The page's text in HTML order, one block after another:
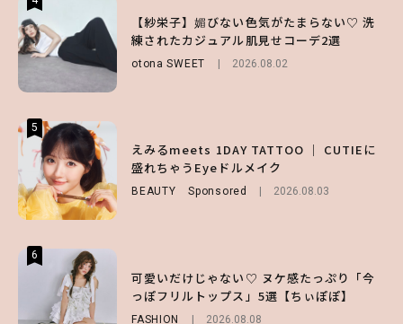
【紗栄子】媚びない色気がたまらない♡ 洗
練されたカジュアル肌見せコーデ2選
otona SWEET 2026.08.02
5
えみるmeets 1DAY TATTOO ｜ CUTIEに
盛れちゃうEyeドルメイク
BEAUTY Sponsored 2026.08.03
6
可愛いだけじゃない♡ ヌケ感たっぷり「今
っぽフリルトップス」5選【ちぃぽぽ】
FASHION 2026.08.08
【ALD1】グループの魅力＆素顔に迫る♡ 一
問一答をお届け！【sweet web独占】
ENTERTAINMENT 2026.08.03
5
【SNIDEL】長濱ねるとロマンティックトラ
ッドな秋はじめ｜2026秋の新作コーデ4選
FASHION Sponsored 2026.07.10
6
る⁉ 39店舗限定『My フルーツ³ フラペチー
ノ®』を徹底レポ♡
【ハローキティ】がスシローと初コラボ♡
第1弾の気になるメニュー＆限定グッズを総
チェック！
2026.07.31
5
【夏ヘアのくずれ・うねりに】ヘアメイク夢
月直伝♡ ドライシャンプー「バティスト」
を使ったプロ級スタイリング3選
Sponsored
6
ー＆可愛すぎる「大人の肌見せ」トップス3
選